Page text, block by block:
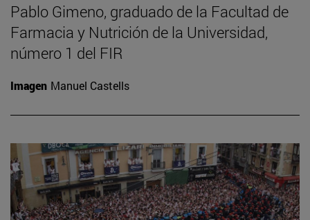
Pablo Gimeno, graduado de la Facultad de
Farmacia y Nutrición de la Universidad,
número 1 del FIR
Imagen Manuel Castells